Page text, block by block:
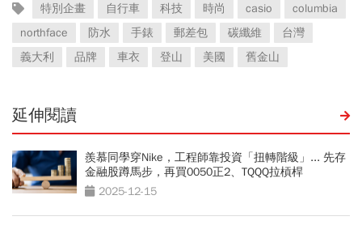
特別企畫 自行車 科技 時尚 casio
columbia
northface
防水 手錶 郵差包 碳纖維
台灣
義大利
品牌 車衣 登山 美國 舊金山
延伸閱讀
羨慕同學穿Nike，工程師靠投資「扭轉階級」... 先存
金融股蹲馬步，再買0050正2、TQQQ拉槓桿
2025-12-15